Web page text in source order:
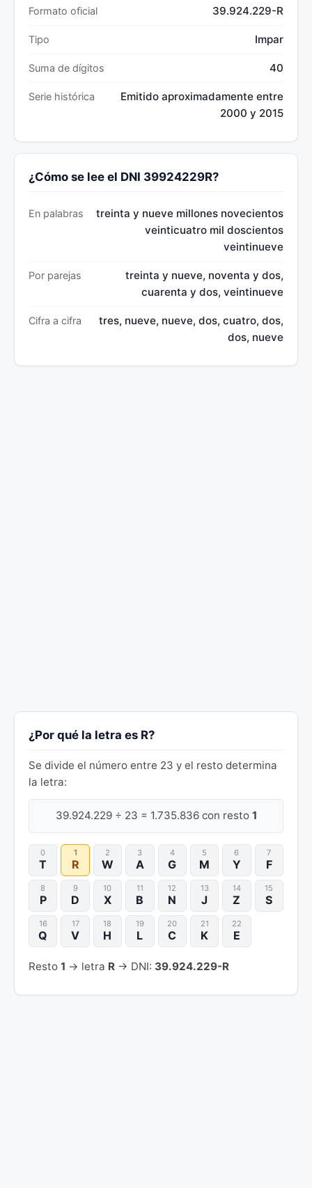
Formato oficial 39.924.229-R
Tipo Impar
Suma de dígitos 40
Serie histórica
Emitido aproximadamente entre
2000 y 2015
¿Cómo se lee el DNI 39924229R?
En palabras
treinta y nueve millones novecientos
veinticuatro mil doscientos
veintinueve
Por parejas
treinta y nueve, noventa y dos,
cuarenta y dos, veintinueve
Cifra a cifra
tres, nueve, nueve, dos, cuatro, dos,
dos, nueve
¿Por qué la letra es R?
Se divide el número entre 23 y el resto determina
la letra:
39.924.229 ÷ 23 = 1.735.836 con resto 1
0
T
1
R
2
W
3
A
4
G
5
M
6
Y
7
F
8
P
9
D
10
X
11
B
12
N
13
J
14
Z
15
S
16
Q
17
V
18
H
19
L
20
C
21
K
22
E
Resto 1 → letra R → DNI: 39.924.229-R